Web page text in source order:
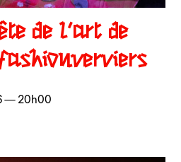
de l’art de
— 20h00